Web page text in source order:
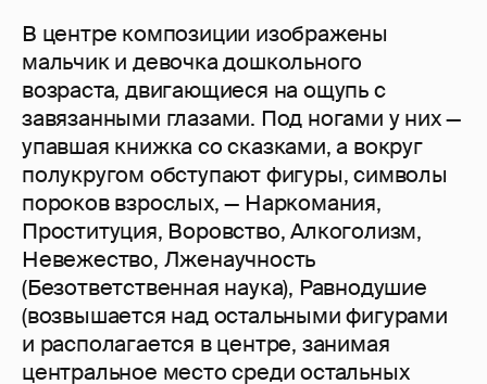
В центре композиции изображены
мальчик и девочка дошкольного
возраста, двигающиеся на ощупь с
завязанными глазами. Под ногами у них —
упавшая книжка со сказками, а вокруг
полукругом обступают фигуры, символы
пороков взрослых, — Наркомания,
Проституция, Воровство, Алкоголизм,
Невежество, Лженаучность
(Безответственная наука), Равнодушие
(возвышается над остальными фигурами
и располагается в центре, занимая
центральное место среди остальных